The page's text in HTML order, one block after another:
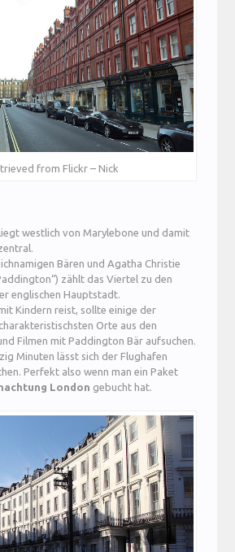
from Flickr – Nick
westlich von Marylebone und damit
Bären und Agatha Christie
zählt das Viertel zu den
englischen Hauptstadt.
Kindern reist, sollte einige der
Orte aus den
Filmen mit Paddington Bär aufsuchen.
Minuten lässt sich der Flughafen
Perfekt also wenn man ein Paket
London gebucht hat.